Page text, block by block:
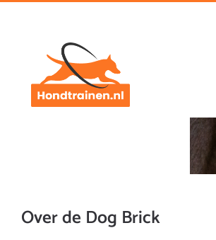
Over de Dog Brick